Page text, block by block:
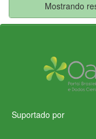
Mostrando
Suportado por